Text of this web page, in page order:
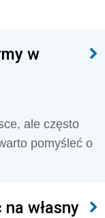
w
ale często
pomyśleć o
własny